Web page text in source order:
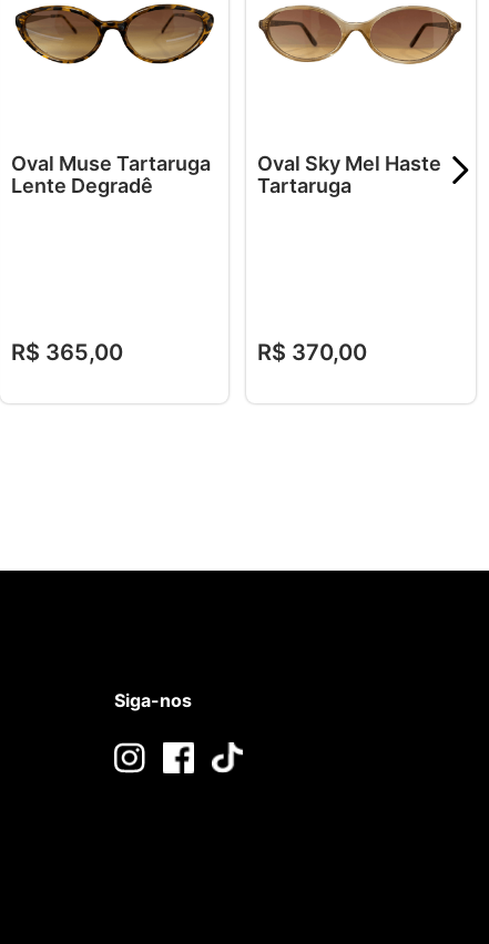
Oval Muse Tartaruga
Lente Degradê
R$ 365,00
Oval Sky Mel Haste
Tartaruga
R$ 370,00
Siga-nos